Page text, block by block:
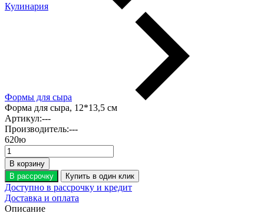
Кулинария
Формы для сыра
Форма для сыра, 12*13,5 см
Артикул:---
Производитель:---
620ю
В корзину
В рассрочку
Купить в один клик
Доступно в рассрочку и кредит
Доставка и оплата
Описание